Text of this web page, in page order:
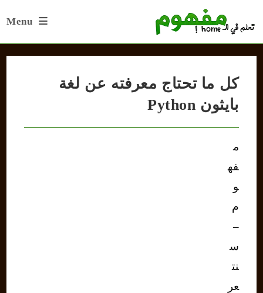
Menu
كل ما تحتاج معرفته عن لغة
بايثون Python
م
فه
و
م
–
س
نت
عر